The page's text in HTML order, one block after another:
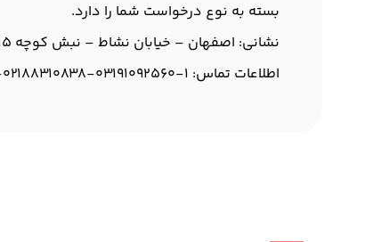
بسته به نوع درخواست شما را دارد.
نشانی: اصفهان – خیابان نشاط – نبش کوچه 15 – مجتمع اداری نشاط – طبقه همکف – واحد 4
اطلاعات تماس:
03191092560-1
02188310838-